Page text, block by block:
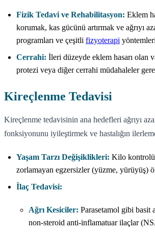
Fizik Tedavi ve Rehabilitasyon: Eklem
korumak, kas gücünü artırmak ve ağrıyı
programları ve çeşitli fizyoterapi
Cerrahi: İleri düzeyde eklem hasarı olan
protezi veya diğer cerrahi müdahaleler
Kireçlenme Tedavisi
Kireçlenme tedavisinin ana hedefleri ağrıyı
fonksiyonunu iyileştirmek ve hastalığın
Yaşam Tarzı Değişiklikleri: Kilo
zorlamayan egzersizler (yüzme, yürüyüş)
İlaç Tedavisi:
Ağrı Kesiciler: Parasetamol gibi basit
non-steroid anti-inflamatuar ilaçlar